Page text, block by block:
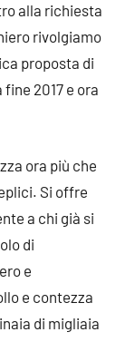
alla richiesta
rivolgiamo
proposta di
2017 e ora
ora più che
Si offre
a chi già si
di
e
e contezza
di migliaia